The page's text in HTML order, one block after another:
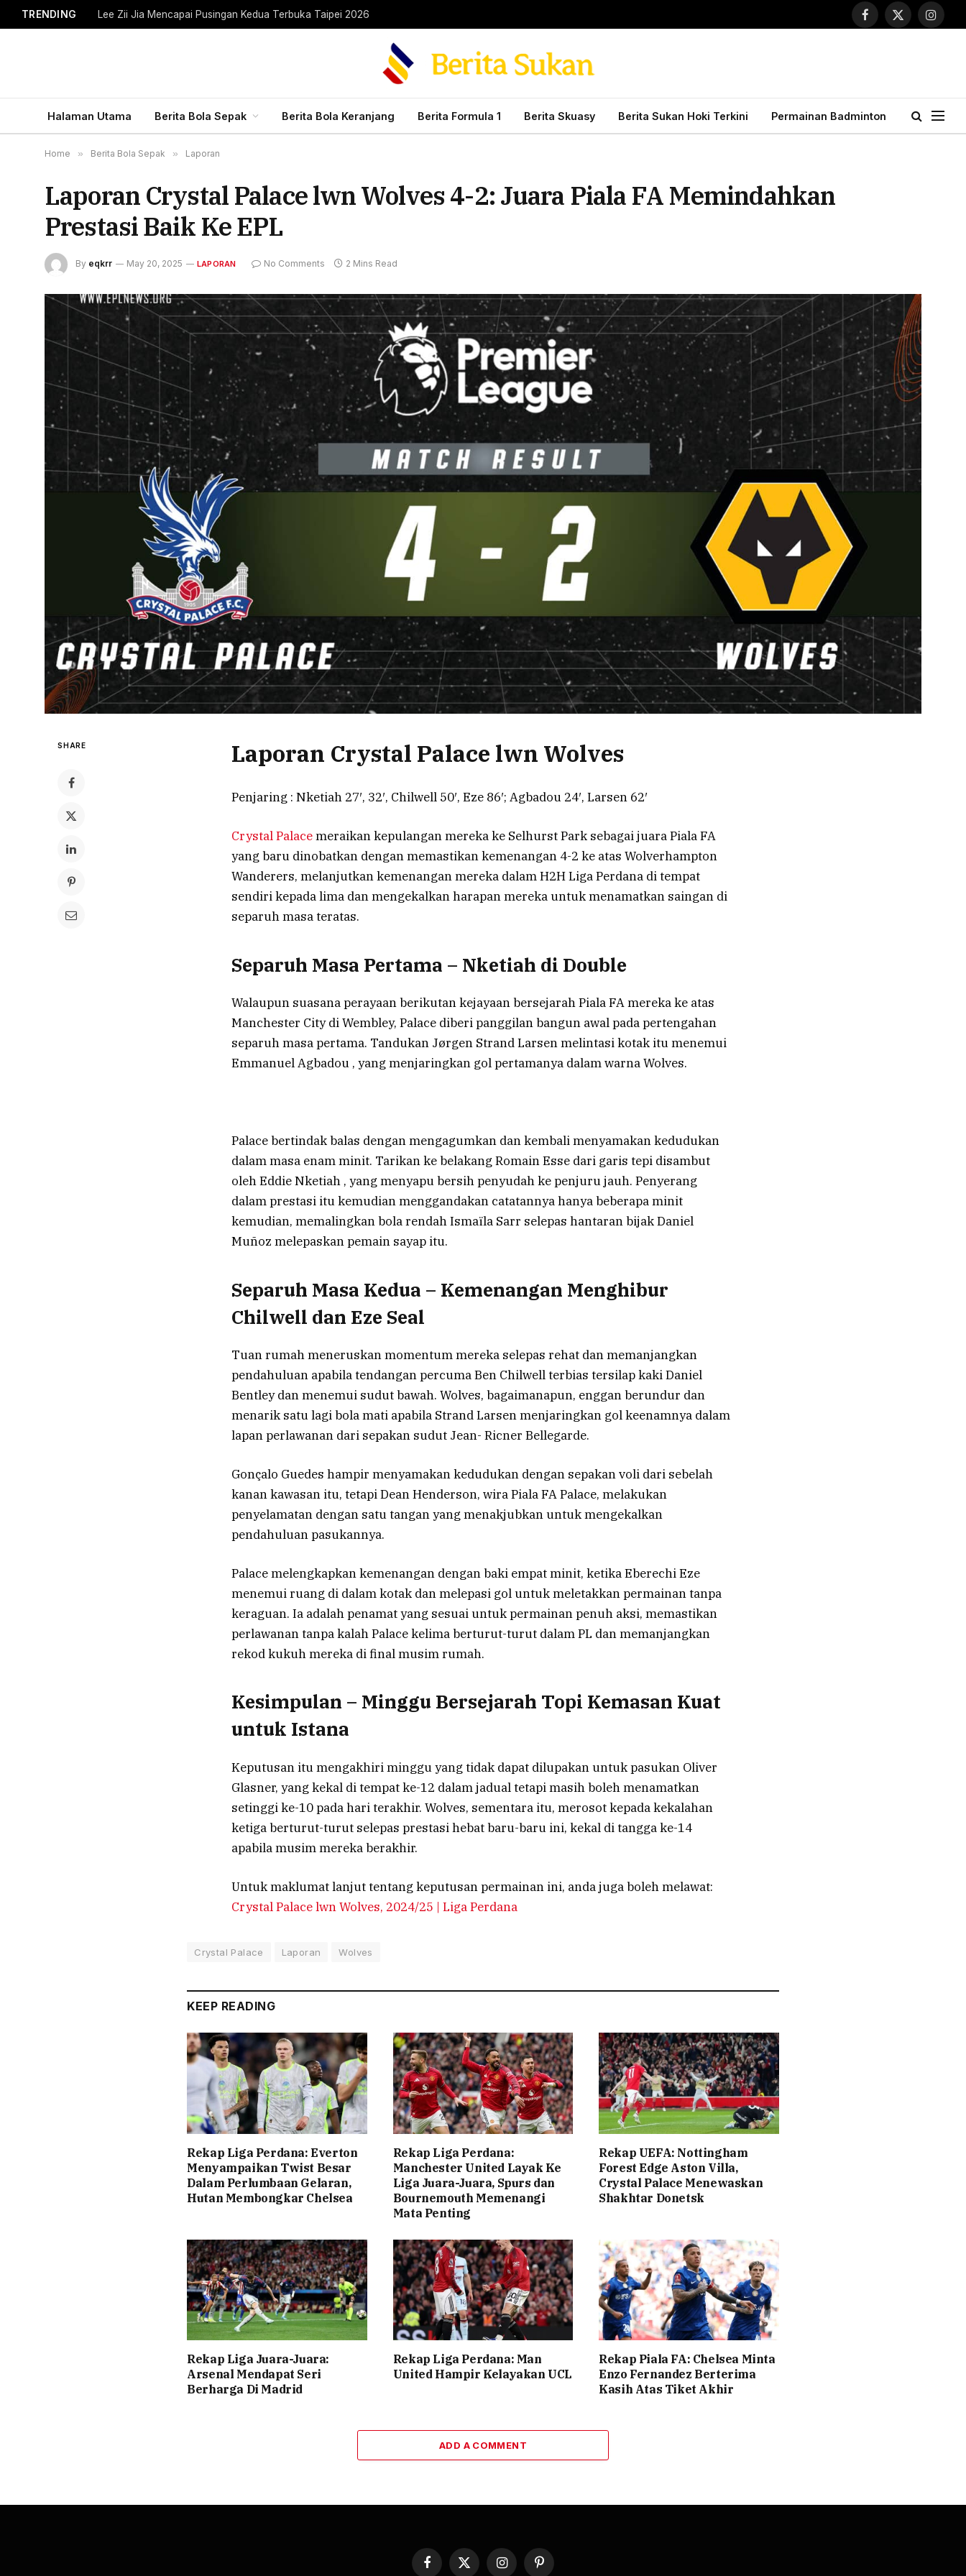
TRENDING Lee Zii Jia Mencapai Pusingan Kedua Terbuka Taipei 2026
Facebook
X
Halaman Utama Berita Bola Sepak Berita Bola Keranjang Berita Formula 1 Berita Skuasy Berita Sukan Hoki Terkini Permainan Badminton
Home » Berita Bola Sepak » Laporan
Laporan Crystal Palace lwn Wolves 4-2: Juara Piala FA Memindahkan
Prestasi Baik Ke EPL
By eqkrr May 20, 2025 LAPORAN No Comments 2 Mins Read
SHARE Laporan Crystal Palace lwn Wolves
Penjaring : Nketiah 27′, 32′, Chilwell 50′, Eze 86′; Agbadou 24′, Larsen 62′
Crystal Palacemeraikan kepulangan mereka ke Selhurst Park sebagai juara Piala FA
yang baru dinobatkan dengan memastikan kemenangan 4-2 ke atas Wolverhampton
Wanderers, melanjutkan kemenangan mereka dalam H2H Liga Perdana di tempat
sendiri kepada lima dan mengekalkan harapan mereka untuk menamatkan saingan di
separuh masa teratas.
Separuh Masa Pertama – Nketiah di Double
Walaupun suasana perayaan berikutan kejayaan bersejarah Piala FA mereka ke atas
Manchester City di Wembley, Palace diberi panggilan bangun awal pada pertengahan
separuh masa pertama. Tandukan Jørgen Strand Larsen melintasi kotak itu menemui
Emmanuel Agbadou , yang menjaringkan gol pertamanya dalam warna Wolves.
Palace bertindak balas dengan mengagumkan dan kembali menyamakan kedudukan
dalam masa enam minit. Tarikan ke belakang Romain Esse dari garis tepi disambut
oleh Eddie Nketiah , yang menyapu bersih penyudah ke penjuru jauh. Penyerang
dalam prestasi itu kemudian menggandakan catatannya hanya beberapa minit
kemudian, memalingkan bola rendah Ismaïla Sarr selepas hantaran bijak Daniel
Muñoz melepaskan pemain sayap itu.
Separuh Masa Kedua – Kemenangan Menghibur
Chilwell dan Eze Seal
Tuan rumah meneruskan momentum mereka selepas rehat dan memanjangkan
pendahuluan apabila tendangan percuma Ben Chilwell terbias tersilap kaki Daniel
Bentley dan menemui sudut bawah. Wolves, bagaimanapun, enggan berundur dan
menarik satu lagi bola mati apabila Strand Larsen menjaringkan gol keenamnya dalam
lapan perlawanan dari sepakan sudut Jean- Ricner Bellegarde.
Gonçalo Guedes hampir menyamakan kedudukan dengan sepakan voli dari sebelah
kanan kawasan itu, tetapi Dean Henderson, wira Piala FA Palace, melakukan
penyelamatan dengan satu tangan yang menakjubkan untuk mengekalkan
pendahuluan pasukannya.
Palace melengkapkan kemenangan dengan baki empat minit, ketika Eberechi Eze
menemui ruang di dalam kotak dan melepasi gol untuk meletakkan permainan tanpa
keraguan. Ia adalah penamat yang sesuai untuk permainan penuh aksi, memastikan
perlawanan tanpa kalah Palace kelima berturut-turut dalam PL dan memanjangkan
rekod kukuh mereka di final musim rumah.
Kesimpulan – Minggu Bersejarah Topi Kemasan Kuat
untuk Istana
Keputusan itu mengakhiri minggu yang tidak dapat dilupakan untuk pasukan Oliver
Glasner, yang kekal di tempat ke-12 dalam jadual tetapi masih boleh menamatkan
setinggi ke-10 pada hari terakhir. Wolves, sementara itu, merosot kepada kekalahan
ketiga berturut-turut selepas prestasi hebat baru-baru ini, kekal di tangga ke-14
apabila musim mereka berakhir.
Untuk maklumat lanjut tentang keputusan permainan ini, anda juga boleh melawat:
Crystal Palace lwn Wolves, 2024/25 | Liga Perdana
Crystal Palace Laporan Wolves
KEEP READING
Rekap Liga Perdana: Everton
Menyampaikan Twist Besar
Dalam Perlumbaan Gelaran,
Hutan Membongkar Chelsea
Rekap Liga Perdana:
Manchester United Layak Ke
Liga Juara-Juara, Spurs dan
Bournemouth Memenangi
Mata Penting
Rekap UEFA: Nottingham
Forest Edge Aston Villa,
Crystal Palace Menewaskan
Shakhtar Donetsk
Rekap Liga Juara-Juara:
Arsenal Mendapat Seri
Berharga Di Madrid
Rekap Liga Perdana: Man
United Hampir Kelayakan UCL
Rekap Piala FA: Chelsea Minta
Enzo Fernandez Berterima
Kasih Atas Tiket Akhir
ADD A COMMENT
Facebook
X InstagramPinterest